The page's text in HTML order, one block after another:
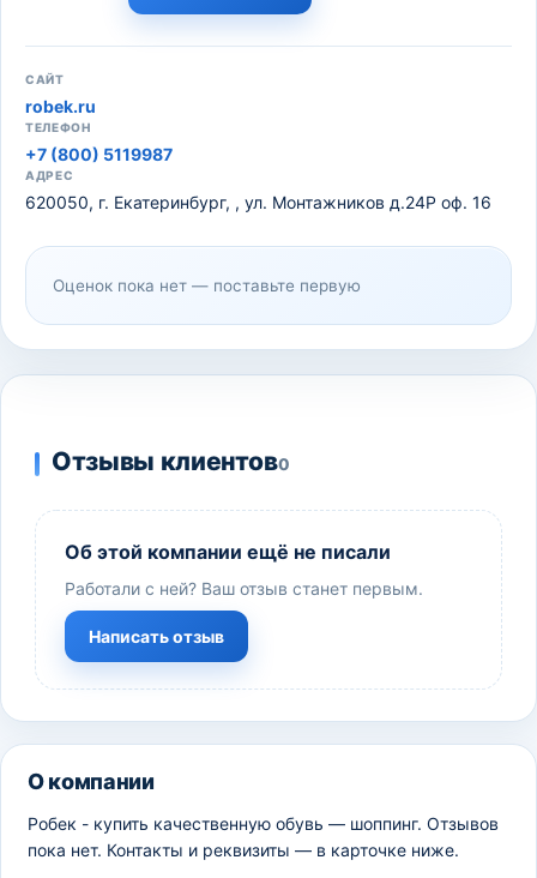
САЙТ
robek.ru
ТЕЛЕФОН
+7 (800) 5119987
АДРЕС
620050, г. Екатеринбург, , ул. Монтажников д.24Р оф. 16
Оценок пока нет — поставьте первую
Отзывы клиентов0
Об этой компании ещё не писали
Работали с ней? Ваш отзыв станет первым.
Написать отзыв
О компании
Робек - купить качественную обувь — шоппинг. Отзывов
пока нет. Контакты и реквизиты — в карточке ниже.